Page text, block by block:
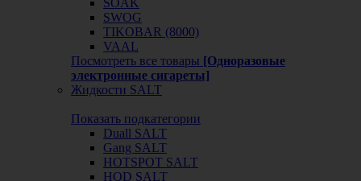
SWOG
TIKOBAR (8000)
VAAL
Посмотреть все товары [Одноразовые
электронные сигареты]
Жидкости SALT
Показать подкатегории
Duall SALT
Gang SALT
HOTSPOT SALT
HQD SALT